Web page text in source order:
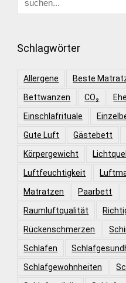
Schlagwörter
Allergene Beste
Bettwanzen
CO₂
Einschlafrituale
Gute Luft
Gästebett
Körpergewicht
Luftfeuchtigkeit
Matratzen
Paarbett
Raumluftqualität
Rückenschmerzen
Schlafen
Schlafgewohnheiten